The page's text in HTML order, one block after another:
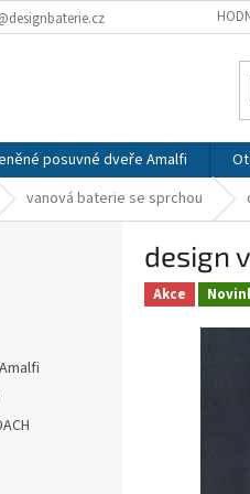
posuvné dveře Amalfi
vanová baterie se sprchou
design
Akce